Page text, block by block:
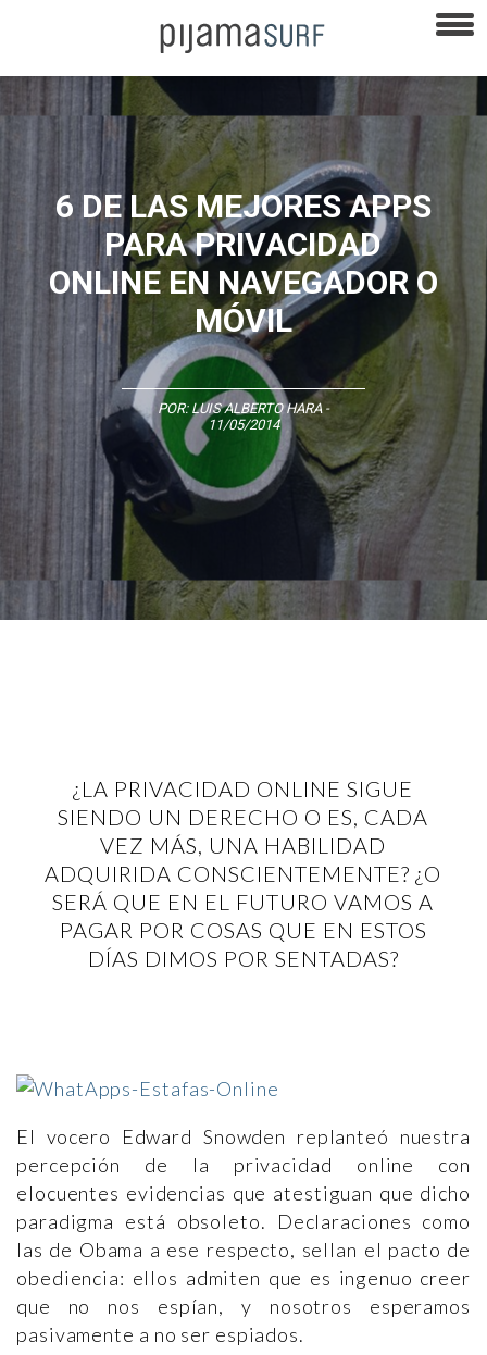
6 DE LAS MEJORES APPS
PARA PRIVACIDAD
ONLINE EN NAVEGADOR O
MÓVIL
POR: LUIS ALBERTO HARA-
11/05/2014
¿LA PRIVACIDAD ONLINE SIGUE
SIENDO UN DERECHO O ES, CADA
VEZ MÁS, UNA HABILIDAD
ADQUIRIDA CONSCIENTEMENTE? ¿O
SERÁ QUE EN EL FUTURO VAMOS A
PAGAR POR COSAS QUE EN ESTOS
DÍAS DIMOS POR SENTADAS?
El vocero Edward Snowden replanteó nuestra
percepción de la privacidad online con
elocuentes evidencias que atestiguan que dicho
paradigma está obsoleto. Declaraciones como
las de Obama a ese respecto, sellan el pacto de
obediencia: ellos admiten que es ingenuo creer
que no nos espían, y nosotros esperamos
pasivamente a no ser espiados.